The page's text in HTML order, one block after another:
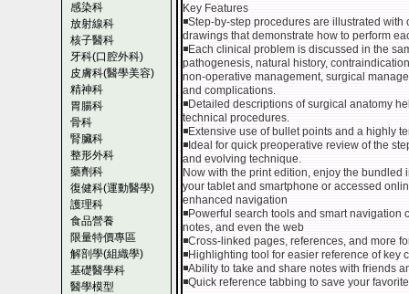
感染科
放射線科
核子醫科
牙科(口腔外科)
皮膚科(醫學美容)
精神科
胃腸科
骨科
腎臟科
整形外科
藥劑科
復健科(運動醫學)
護理科
食品營養
限量特價專區
解剖學(組織學)
基礎醫學科
醫學模型
Key Features
◾Step-by-step procedures are illustrated
drawings that demonstrate how to perform
◾Each clinical problem is discussed in the
pathogenesis, natural history,
non-operative management, surgical
and complications.
◾Detailed descriptions of surgical anatomy
technical procedures.
◾Extensive use of bullet points and a highly
◾Ideal for quick preoperative review of the
and evolving technique.
Now with the print edition, enjoy the
your tablet and smartphone or accessed
enhanced navigation
◾Powerful search tools and smart
notes, and even the web
◾Cross-linked pages, references, and more
◾Highlighting tool for easier reference of key
◾Ability to take and share notes with friends
◾Quick reference tabbing to save your